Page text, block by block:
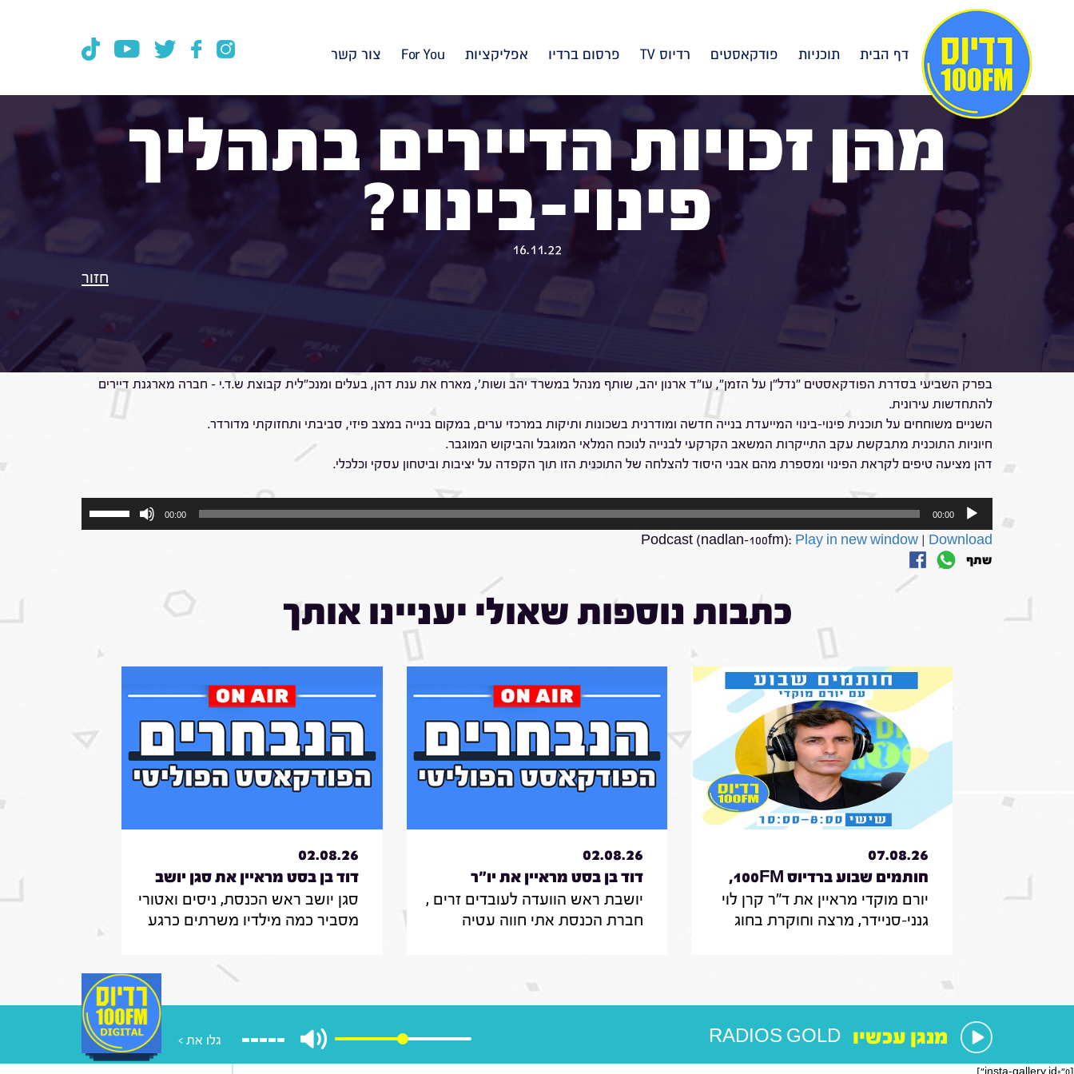
דף הבית תוכניות פודקאסטים רדיוס TV פרסום ברדיו אפליקציות For You צור קשר
מהן זכויות הדיירים בתהליך
פינוי-בינוי?
16.11.22
חזור
מהם היתרונות והסכנות בהליך פינוי-בינוי? איזה ליווי צריכים הדיירים ובעלי הדירות? אילו צעדים כדאי לבצע במהלך התהליך?
בפרק השביעי בסדרת הפודקאסטים "נדל"ן על הזמן", עו"ד ארנון יהב, שותף מנהל במשרד יהב ושות', מארח את ענת דהן, בעלים ומנכ"לית קבוצת ש.ד.י – חברה מארגנת דיירים
להתחדשות עירונית.
השניים משוחחים על תוכנית פינוי-בינוי המייעדת בנייה חדשה ומודרנית בשכונות ותיקות במרכזי ערים, במקום בנייה במצב פיזי, סביבתי ותחזוקתי מדורדר.
חיוניות התוכנית מתבקשת עקב התייקרות המשאב הקרקעי לבנייה לנוכח המלאי המוגבל והביקוש המוגבר.
דהן מציעה טיפים לקראת הפינוי ומספרת מהם אבני היסוד להצלחה של התוכנית הזו תוך הקפדה על יציבות וביטחון עסקי וכלכלי.
00:00
00:00
במקש
Podcast (nadlan-100fm): Play in new window | Download
שתף
כתבות נוספות שאולי יעניינו אותך
07.08.26
חותמים שבוע ברדיוס 100FM,
תכנית 330, 07 באוגוסט 2026
יורם מוקדי מראיין את ד"ר קרן לוי
גנני-סניידר, מרצה וחוקרת בחוג
אי-הישארותם של אזרחים ללא
חשמל בעת איום בטחוני; לילך סיגן,
חוקרת תקשורת באונ' בר אילן, על
מחקר חדש על הדרך שבה הניו
02.08.26
דוד בן בסט מראיין את יו"ר
הוועדה לעובדים זרים , חברת
הכנסת אתי חווה עטיה|31.7.26
יושבת ראש הוועדה לעובדים זרים ,
חברת הכנסת אתי חווה עטיה
רכבת , על הזכאות להעסקת עובד
זר בסיעוד לבני 85 ומעלה ומה מניע
02.08.26
דוד בן בסט מראיין את סגן יושב
ראש הכנסת, ניסים
ואטורי|31.7.26
סגן יושב ראש הכנסת, ניסים ואטורי
מסביר כמה מילדיו משרתים כרגע
שמקפיא מעצרים של משתמטים
חרדים ואיזה שר הוא רוצה להיות
בממשלה הבאה
גלו את > מנגן עכשיו RADIOS GOLD
[insta-gallery id="0"]